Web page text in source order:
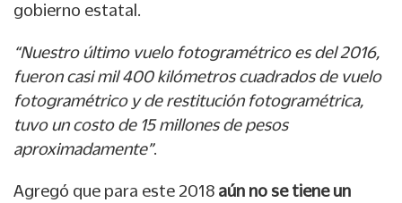
gobierno estatal.
“Nuestro último vuelo fotogramétrico es del 2016,
fueron casi mil 400 kilómetros cuadrados de vuelo
fotogramétrico y de restitución fotogramétrica,
tuvo un costo de 15 millones de pesos
aproximadamente”.
Agregó que para este 2018 aún no se tiene un